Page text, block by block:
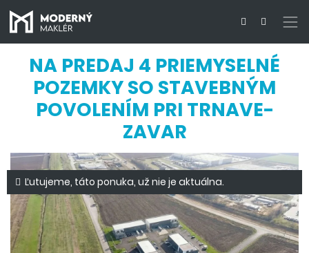
NA PREDAJ 4 PRIEMYSELNÉ
POZEMKY SO STAVEBNÝM
POVOLENÍM PRI TRNAVE-
ZAVAR
Ľutujeme, táto ponuka, už nie je aktuálna.